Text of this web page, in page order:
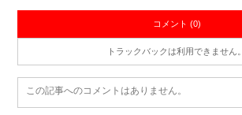
コメント (0)
トラックバックは利用できません。
この記事へのコメントはありません。